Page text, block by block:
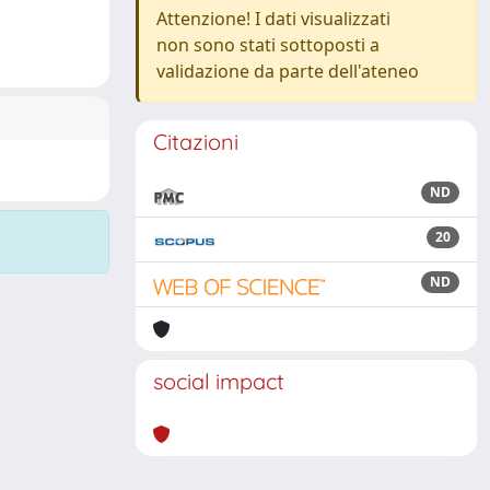
Attenzione! I dati visualizzati
non sono stati sottoposti a
validazione da parte dell'ateneo
Citazioni
ND
20
ND
social impact